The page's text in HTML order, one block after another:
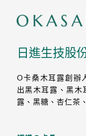
日進生技股
O卡桑木耳露創辦
出黑木耳露、黑木
露、黑糖、杏仁茶